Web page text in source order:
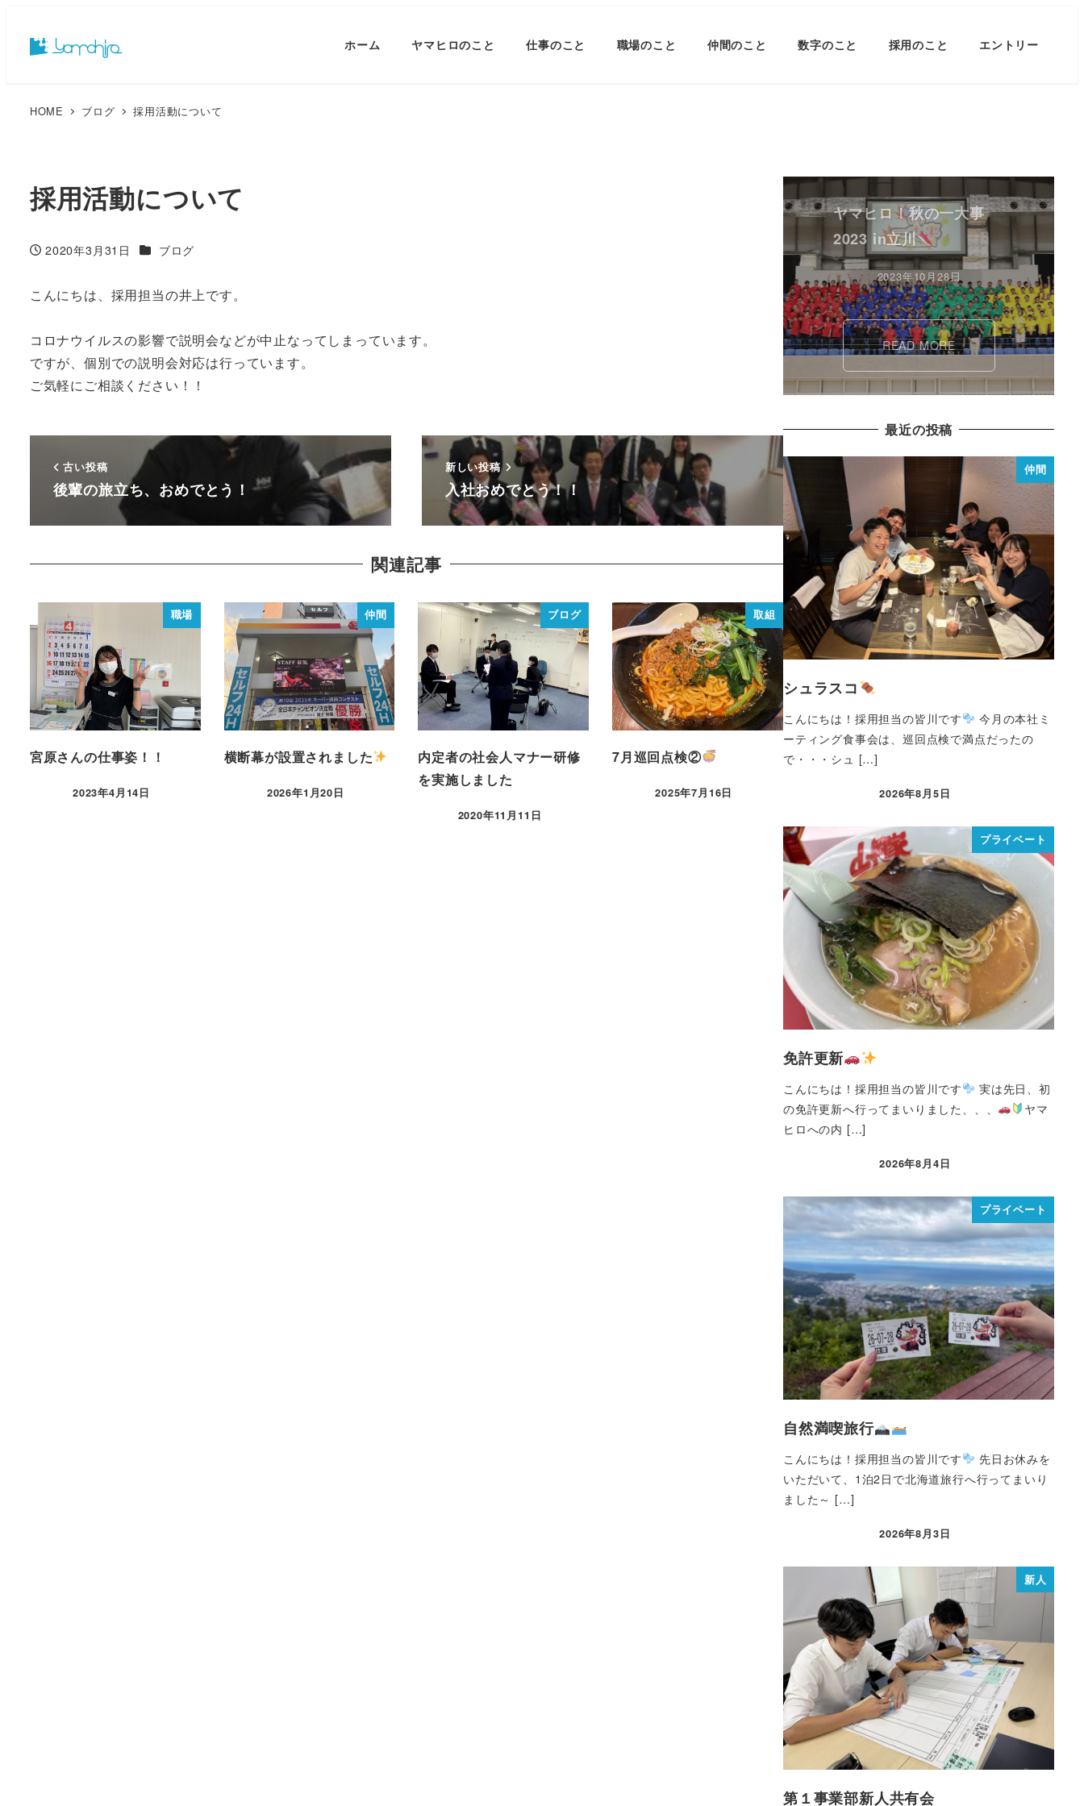
ホーム ヤマヒロのこと 仕事のこと 職場のこと 仲間のこと 数字のこと 採用のこと エントリー
HOME ブログ 採用活動について
採用活動について
投稿日
2020年3月31日 カテゴリー
ブログ
こんにちは、採用担当の井上です。
コロナウイルスの影響で説明会などが中止なってしまっています。
ですが、個別での説明会対応は行っています。
ご気軽にご相談ください！！
古い投稿
後輩の旅立ち、おめでとう！
新しい投稿
入社おめでとう！！
関連記事
職場
宮原さんの仕事姿！！
2023年4月14日
仲間
横断幕が設置されました
2026年1月20日
ブログ
内定者の社会人マナー研修
を実施しました
2020年11月11日
取組
7月巡回点検②
2025年7月16日
ヤマヒロ！秋の一大事
2023 in立川
2023年10月28日
READ MORE
最近の投稿
仲間
シュラスコ
こんにちは！採用担当の皆川です
今月の本社ミ
ーティング食事会は、巡回点検で満点だったの
で・・・シュ […]
2026年8月5日
プライベート
免許更新
こんにちは！採用担当の皆川です
実は先日、初
の免許更新へ行ってまいりました、、、
ヤマ
ヒロへの内 […]
2026年8月4日
プライベート
自然満喫旅行
こんにちは！採用担当の皆川です
先日お休みを
いただいて、1泊2日で北海道旅行へ行ってまいり
ました～ […]
2026年8月3日
新人
第１事業部新人共有会